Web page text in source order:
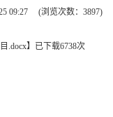
09:27 (浏览次数： 3897)
.docx】 已下载6738次